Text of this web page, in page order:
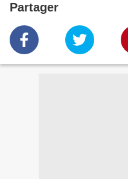
Partager